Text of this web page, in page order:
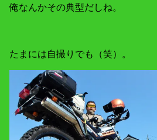
俺なんかその典型だしね。
たまには自撮りでも（笑）。